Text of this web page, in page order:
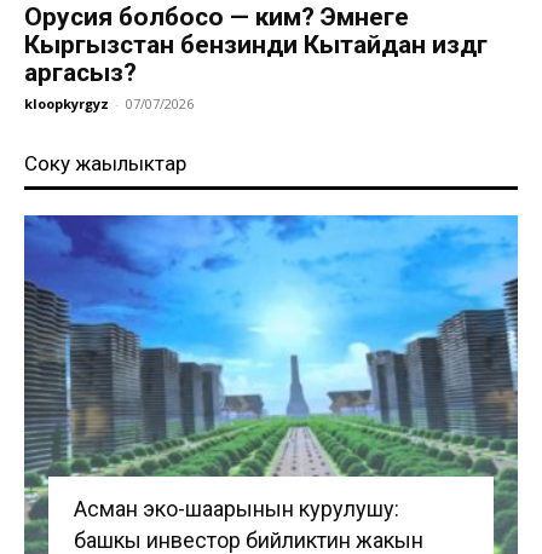
Орусия болбосо — ким? Эмнеге
Кыргызстан бензинди Кытайдан издөөгө
аргасыз?
kloopkyrgyz - 07/07/2026
Соңку жаңылыктар
Асман эко-шаарынын курулушу:
башкы инвестор бийликтин жакын